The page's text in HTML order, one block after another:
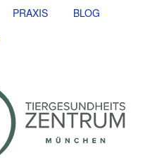
PRAXIS
BLOG